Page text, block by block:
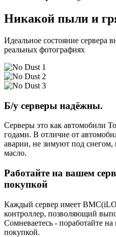
Никакой пыли и
Идеальное состояние сервера
реальных фотографиях
Б/у серверы надёжны.
Серверы это как автомобили
годами. В отличие от
аварии, не зимуют под
масло.
Работайте на вашем
покупкой
Каждый сервер имеет
контроллер, позволяющий
Сомневаетесь - поработайте
покупкой.